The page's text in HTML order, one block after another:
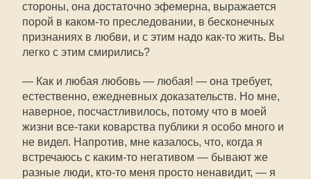
стороны, она достаточно эфемерна, выражается
порой в каком-то преследовании, в бесконечных
признаниях в любви, и с этим надо как-то жить. Вы
легко с этим смирились?
— Как и любая любовь — любая! — она требует,
естественно, ежедневных доказательств. Но мне,
наверное, посчастливилось, потому что в моей
жизни все-таки коварства публики я особо много и
не видел. Напротив, мне казалось, что, когда я
встречаюсь с каким-то негативом — бывают же
разные люди, кто-то меня просто ненавидит, — я